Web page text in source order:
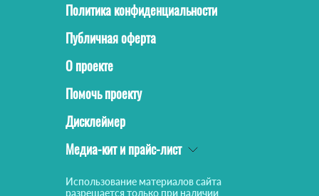
Политика конфиденциальности
Публичная оферта
О проекте
Помочь проекту
Дисклеймер
Медиа-кит и прайс-лист
Использование материалов сайта
разрешается только при наличии